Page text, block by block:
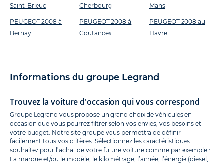
Saint-Brieuc
PEUGEOT 2008 à
Bernay
Cherbourg
PEUGEOT 2008 à
Coutances
Mans
PEUGEOT 2008 au
Havre
Informations du groupe Legrand
Trouvez la voiture d'occasion qui vous correspond
Groupe Legrand vous propose un grand choix de véhicules en
occasion que vous pourrez filtrer selon vos envies, vos besoins et
votre budget. Notre site groupe vous permettra de définir
facilement tous vos critères. Sélectionnez les caractéristiques
souhaitez pour l’achat de votre future voiture comme par exemple :
La marque et/ou le modèle, le kilométrage, l’année, l’énergie (diesel,